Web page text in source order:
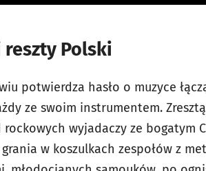
reszty Polski
potwierdza hasło o muzyce
ze swoim instrumentem.
wyjadaczy ze bogatym
w koszulkach zespołów z